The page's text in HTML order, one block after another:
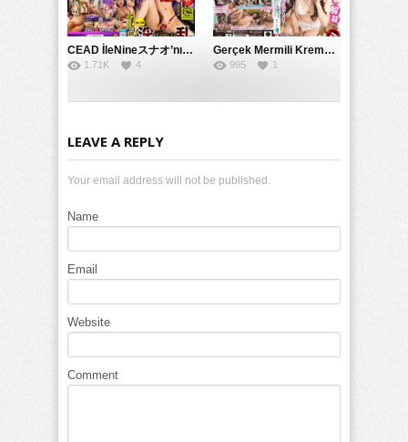
CEAD İleNineスナオ’nın Çılgın ve Seksüel Dünyası: Büyük Kalçalar ve Çılgın İlişkiler
1.71K 4
Gerçek Mermili Kremalı Pasta Büyük Dağıtımı, Ben Herkesin Özel Placesine Hizmet Eden En Üst Düzey Erotik Ürünler Günün Fırsatı
995 1
LEAVE A REPLY
Your email address will not be published.
Name
Email
Website
Comment